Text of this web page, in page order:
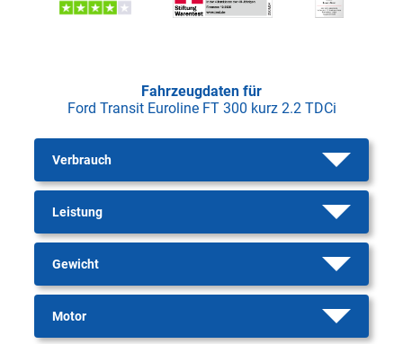
Fahrzeugdaten für
Ford Transit Euroline FT 300 kurz 2.2 TDCi
Verbrauch
Leistung
Gewicht
Motor